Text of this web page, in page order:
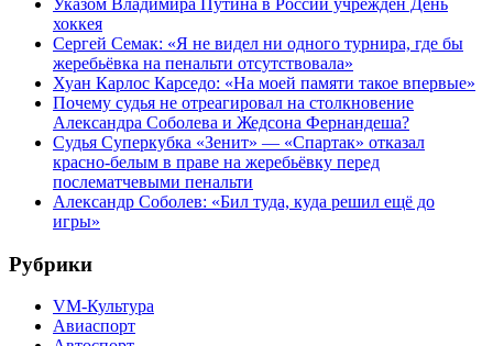
хоккея
Сергей Семак: «Я не видел ни одного турнира, где бы
жеребьёвка на пенальти отсутствовала»
Хуан Карлос Карседо: «На моей памяти такое впервые»
Почему судья не отреагировал на столкновение
Александра Соболева и Жедсона Фернандеша?
Судья Суперкубка «Зенит» — «Спартак» отказал
красно-белым в праве на жеребьёвку перед
послематчевыми пенальти
Александр Соболев: «Бил туда, куда решил ещё до
игры»
Рубрики
VM-Культура
Авиаспорт